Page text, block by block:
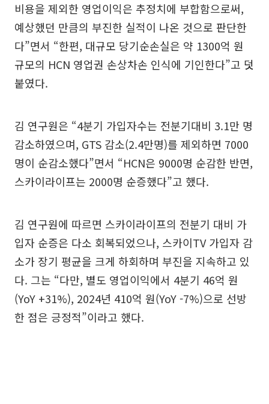
비용을 제외한 영업이익은 추정치에 부합함으로써,
예상했던 만큼의 부진한 실적이 나온 것으로 판단한
다”면서 “한편, 대규모 당기순손실은 약 1300억 원
규모의 HCN 영업권 손상차손 인식에 기인한다”고 덧
붙였다.
김 연구원은 “4분기 가입자수는 전분기대비 3.1만 명
감소하였으며, GTS 감소(2.4만명)를 제외하면 7000
명이 순감소했다”면서 “HCN은 9000명 순감한 반면,
스카이라이프는 2000명 순증했다”고 했다.
김 연구원에 따르면 스카이라이프의 전분기 대비 가
입자 순증은 다소 회복되었으나, 스카이TV 가입자 감
소가 장기 평균을 크게 하회하며 부진을 지속하고 있
다. 그는 “다만, 별도 영업이익에서 4분기 46억 원
(YoY +31%), 2024년 410억 원(YoY -7%)으로 선방
한 점은 긍정적”이라고 했다.